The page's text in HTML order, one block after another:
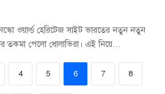
ওয়ার্ল্ড হেরিটেজ সাইট ভারতের নতুন নতুন
তকমা পেলো ধোলাভিরা। এই নিয়ে…
4 5 6 7 8